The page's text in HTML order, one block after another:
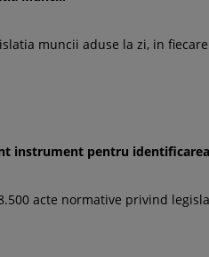
muncii aduse la zi, in
instrument pentru
acte normative privind